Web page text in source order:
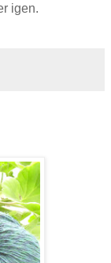
igen.